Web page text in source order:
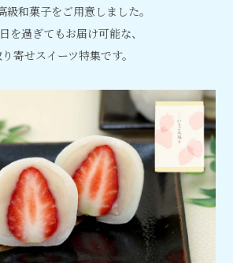
級和菓子をご用意しました。
を過ぎてもお届け可能な、
寄せスイーツ特集です。